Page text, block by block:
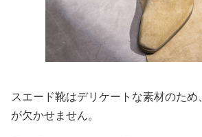
スエード靴はデリケートな素材のため、
が欠かせません。